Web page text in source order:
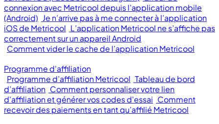
connexion avec Metricool depuis l’application mobile
(Android) Je n’arrive pas à me connecter à l’application
iOS de Metricool L’application Metricool ne s’affiche pas
correctement sur un appareil Android
Comment vider le cache de l’application Metricool
Programme d'affiliation
Programme d’affiliation Metricool Tableau de bord
d’affiliation Comment personnaliser votre lien
d'affiliation et générer vos codes d'essai Comment
recevoir des paiements en tant qu’affilié Metricool